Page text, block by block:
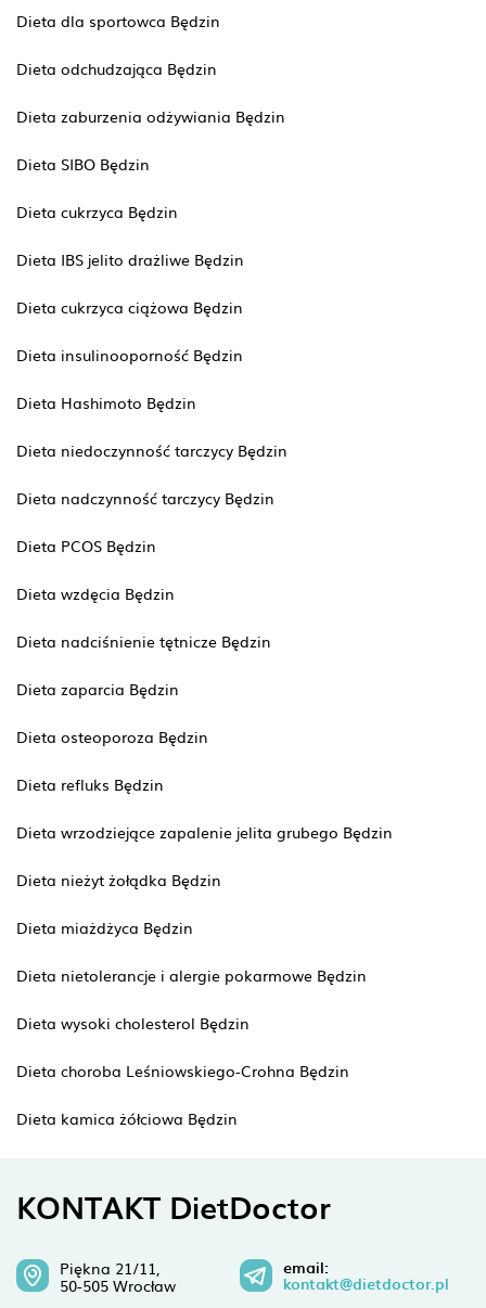
Dieta dla sportowca Będzin
Dieta odchudzająca Będzin
Dieta zaburzenia odżywiania Będzin
Dieta SIBO Będzin
Dieta cukrzyca Będzin
Dieta IBS jelito drażliwe Będzin
Dieta cukrzyca ciążowa Będzin
Dieta insulinooporność Będzin
Dieta Hashimoto Będzin
Dieta niedoczynność tarczycy Będzin
Dieta nadczynność tarczycy Będzin
Dieta PCOS Będzin
Dieta wzdęcia Będzin
Dieta nadciśnienie tętnicze Będzin
Dieta zaparcia Będzin
Dieta osteoporoza Będzin
Dieta refluks Będzin
Dieta wrzodziejące zapalenie jelita grubego Będzin
Dieta nieżyt żołądka Będzin
Dieta miażdżyca Będzin
Dieta nietolerancje i alergie pokarmowe Będzin
Dieta wysoki cholesterol Będzin
Dieta choroba Leśniowskiego-Crohna Będzin
Dieta kamica żółciowa Będzin
KONTAKT DietDoctor
Piękna 21/11,
50-505 Wrocław
email:
kontakt@dietdoctor.pl